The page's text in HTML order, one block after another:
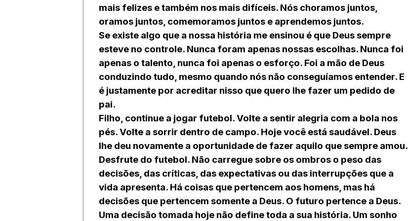
mais felizes e também nos mais difíceis. Nós choramos juntos,
oramos juntos, comemoramos juntos e aprendemos juntos.
Se existe algo que a nossa história me ensinou é que Deus sempre
esteve no controle. Nunca foram apenas nossas escolhas. Nunca foi
apenas o talento, nunca foi apenas o esforço. Foi a mão de Deus
conduzindo tudo, mesmo quando nós não conseguíamos entender. E
é justamente por acreditar nisso que quero lhe fazer um pedido de
pai.
Filho, continue a jogar futebol. Volte a sentir alegria com a bola nos
pés. Volte a sorrir dentro de campo. Hoje você está saudável. Deus
lhe deu novamente a oportunidade de fazer aquilo que sempre amou.
Desfrute do futebol. Não carregue sobre os ombros o peso das
decisões, das críticas, das expectativas ou das interrupções que a
vida apresenta. Há coisas que pertencem aos homens, mas há
decisões que pertencem somente a Deus. O futuro pertence a Deus.
Uma decisão tomada hoje não define toda a sua história. Um sonho